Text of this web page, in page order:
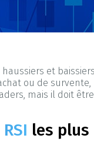
et
ou de
mais il doit
les plus